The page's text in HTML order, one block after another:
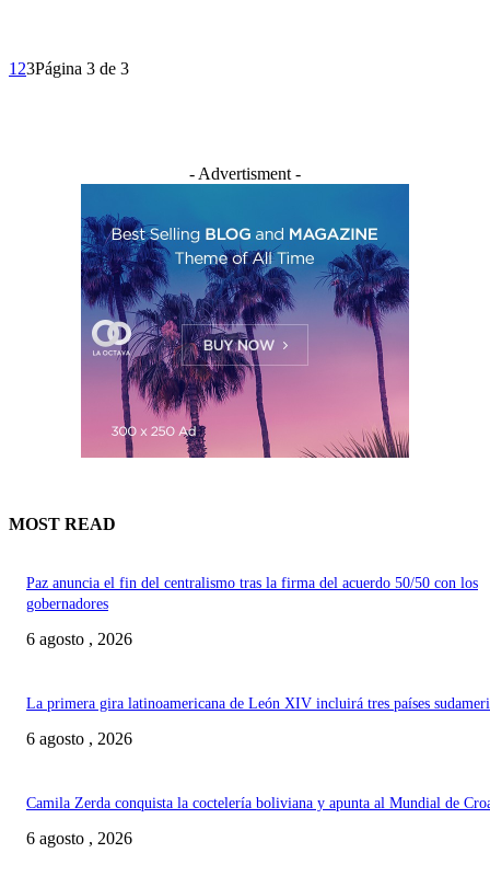
1 23Página 3 de 3
- Advertisment -
MOST READ
Paz anuncia el fin del centralismo tras la firma del acuerdo 50/50 con los
gobernadores
6 agosto , 2026
La primera gira latinoamericana de León XIV incluirá tres países
6 agosto , 2026
Camila Zerda conquista la coctelería boliviana y apunta al Mundial de
6 agosto , 2026